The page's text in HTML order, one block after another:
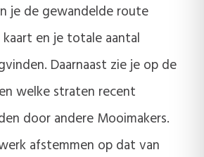
je de gewandelde route
en je totale aantal
Daarnaast zie je op de
welke straten recent
door andere Mooimakers.
afstemmen op dat van